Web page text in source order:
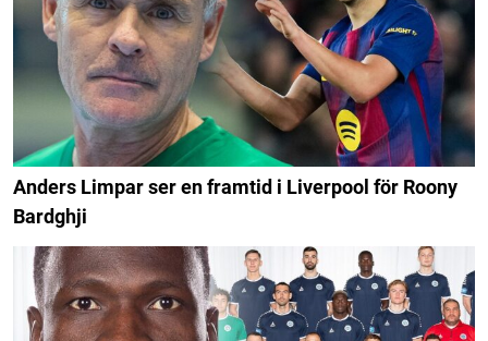
Anders Limpar ser en framtid i Liverpool för Roony
Bardghji